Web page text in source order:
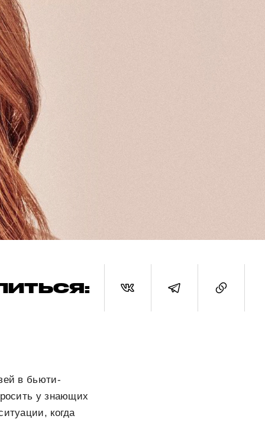
в бьюти-
у знающих
когда